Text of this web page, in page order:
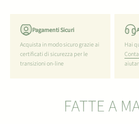
Pagamenti Sicuri
Acquista in modo sicuro grazie ai
certificati di sicurezza per le
transizioni on-line
Hai
FATTE A